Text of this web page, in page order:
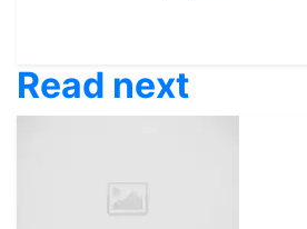
Read next